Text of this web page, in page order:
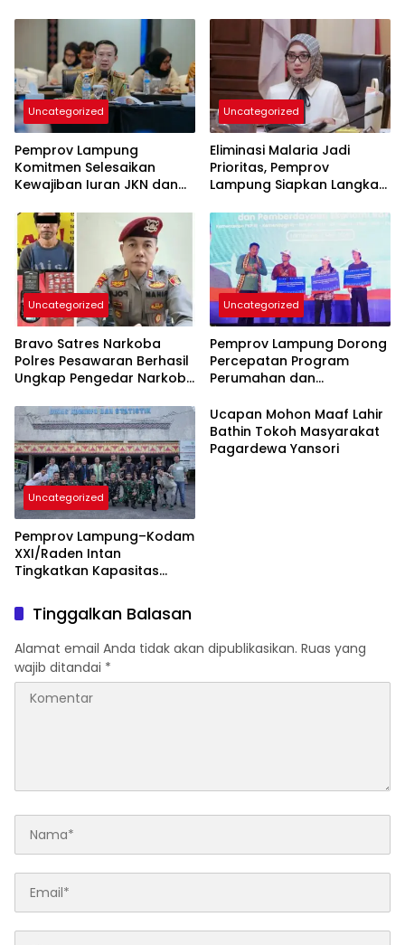
Uncategorized
Pemprov Lampung
Komitmen Selesaikan
Kewajiban Iuran JKN dan
Kepesertaan BPJS
Kesehatan
Uncategorized
Eliminasi Malaria Jadi
Prioritas, Pemprov
Lampung Siapkan Langkah
Uncategorized
Bravo Satres Narkoba
Polres Pesawaran Berhasil
Ungkap Pengedar Narkoba
Uncategorized
Pemprov Lampung Dorong
Percepatan Program
Perumahan dan
Rakyat
Uncategorized
Pemprov Lampung–Kodam
XXI/Raden Intan
Tingkatkan Kapasitas
Komunikasi Publik
Ucapan Mohon Maaf Lahir
Bathin Tokoh Masyarakat
Pagardewa Yansori
Tinggalkan Balasan
Alamat email Anda tidak akan dipublikasikan. Ruas yang
wajib ditandai *